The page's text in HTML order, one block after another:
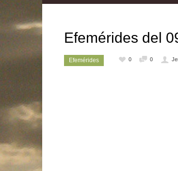
Efemérides del
Efemérides 0 0